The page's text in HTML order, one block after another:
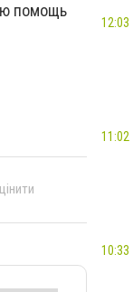
помощь
12:03
11:02
10:33